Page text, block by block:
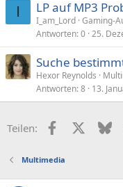
I LP auf MP3
I_am_Lord Gaming-
Antworten 0 25.
Suche
Hexor Reynolds
Antworten 8 13.
Teilen: Facebook
X
Multimedia